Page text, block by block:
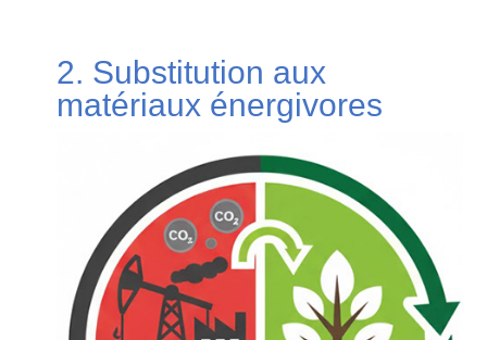
2. Substitution aux
matériaux énergivores